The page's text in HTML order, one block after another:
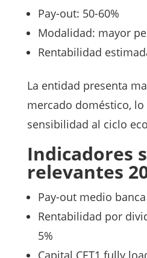
Pay-out: 50-60%
Modalidad: mayor
Rentabilidad
La entidad presenta
mercado doméstico,
sensibilidad al ciclo
Indicadores
relevantes
Pay-out medio
Rentabilidad por
5%
Capital CET1 fully